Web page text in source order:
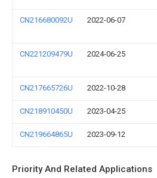
CN216680092U 2022-06-07
CN221209479U 2024-06-25
CN217665726U 2022-10-28
CN218910450U 2023-04-25
CN219664865U 2023-09-12
Priority And Related Applications